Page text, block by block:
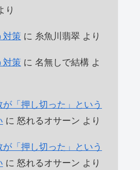
り
対策 に 糸魚川翡翠 より
対策 に 名無しで結構 よ
「押し切った」という
に 怒れるオサーン より
「押し切った」という
に 怒れるオサーン より